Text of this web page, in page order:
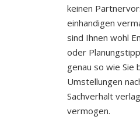
keinen
einhandigen
sind Ihnen wohl
oder
genau so wie Sie
Umstellungen
Sachverhalt
vermogen.